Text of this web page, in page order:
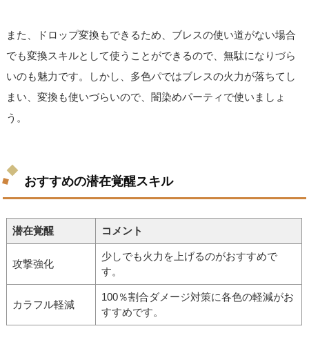
また、ドロップ変換もできるため、ブレスの使い道がない場合
でも変換スキルとして使うことができるので、無駄になりづら
いのも魅力です。しかし、多色パではブレスの火力が落ちてし
まい、変換も使いづらいので、闇染めパーティで使いましょ
う。
おすすめの潜在覚醒スキル
潜在覚醒 コメント
攻撃強化
少しでも火力を上げるのがおすすめで
す。
カラフル軽減
100％割合ダメージ対策に各色の軽減がお
すすめです。